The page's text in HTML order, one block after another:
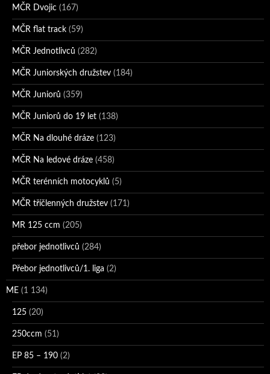
MČR Dvojic (167)
MČR flat track (59)
MČR Jednotlivců (282)
MČR Juniorských družstev (184)
MČR Juniorů (359)
MČR Juniorů do 19 let (138)
MČR Na dlouhé dráze (123)
MČR Na ledové dráze (458)
MČR terénních motocyklů (5)
MČR tříčlenných družstev (171)
MR 125 ccm (205)
přebor jednotlivců (284)
Přebor jednotlivců/1. liga (2)
ME (1 134)
125 (20)
250ccm (51)
EP 85 – 190 (2)